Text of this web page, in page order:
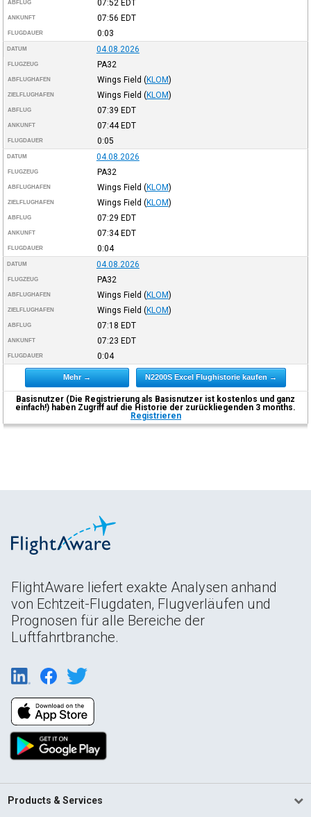
ABFLUG 07:52 EDT
ANKUNFT 07:56 EDT
FLUGDAUER 0:03
DATUM 04.08.2026
FLUGZEUG PA32
ABFLUGHAFEN Wings Field (KLOM)
ZIELFLUGHAFEN Wings Field (KLOM)
ABFLUG 07:39 EDT
ANKUNFT 07:44EDT
FLUGDAUER 0:05
DATUM 04.08.2026
FLUGZEUG PA32
ABFLUGHAFEN Wings Field (KLOM)
ZIELFLUGHAFEN Wings Field (KLOM)
ABFLUG 07:29 EDT
ANKUNFT 07:34EDT
FLUGDAUER 0:04
DATUM 04.08.2026
FLUGZEUG PA32
ABFLUGHAFEN Wings Field (KLOM)
ZIELFLUGHAFEN Wings Field (KLOM)
ABFLUG 07:18 EDT
ANKUNFT 07:23 EDT
FLUGDAUER 0:04
Mehr → N2200S Excel Flughistorie kaufen →
Basisnutzer (Die Registrierung als Basisnutzer ist kostenlos und ganz
einfach!) haben Zugriff auf die Historie der zurückliegenden 3 months.
Registrieren
FlightAware liefert exakte Analysen anhand
von Echtzeit-Flugdaten, Flugverläufen und
Prognosen für alle Bereiche der
Luftfahrtbranche.
Products & Services